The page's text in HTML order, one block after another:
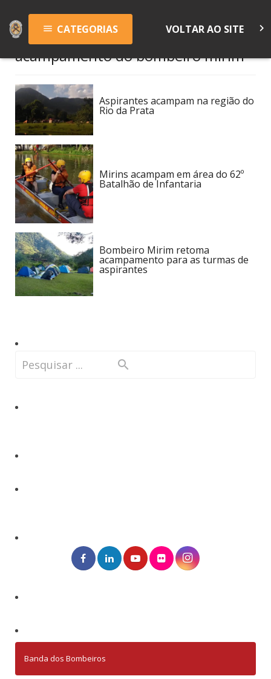
menu CATEGORIAS VOLTAR AO SITE keyboard_arrow_right
acampamento do bombeiro mirim
Aspirantes acampam na região do
Rio da Prata
Mirins acampam em área do 62º
Batalhão de Infantaria
Bombeiro Mirim retoma
acampamento para as turmas de
aspirantes
Banda dos Bombeiros